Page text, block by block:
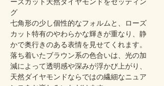
グ
七角形の少し個性的なフォルムと、ローズ
カット特有のやわらかな輝きが重なり、静
かで奥行きのある表情を見せてくれます。
落ち着いたブラウン系の色合いは、光の加
減によって透明感や深みが浮かび上がり、
天然ダイヤモンドならではの繊細なニュア